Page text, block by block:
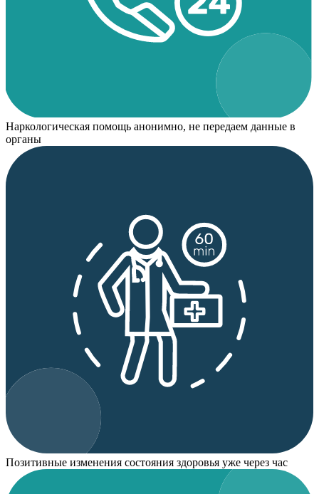
Наркологическая помощь анонимно, не передаем данные в
органы
Позитивные изменения состояния здоровья уже через час